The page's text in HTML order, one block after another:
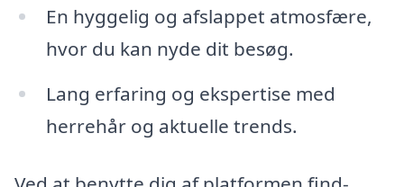
En hyggelig og afslappet atmosfære,
hvor du kan nyde dit besøg.
Lang erfaring og ekspertise med
herrehår og aktuelle trends.